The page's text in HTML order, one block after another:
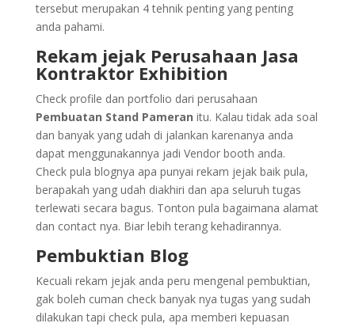
tersebut merupakan 4 tehnik penting yang penting
anda pahami.
Rekam jejak Perusahaan Jasa
Kontraktor Exhibition
Check profile dan portfolio dari perusahaan
Pembuatan Stand Pameran itu. Kalau tidak ada soal
dan banyak yang udah di jalankan karenanya anda
dapat menggunakannya jadi Vendor booth anda.
Check pula blognya apa punyai rekam jejak baik pula,
berapakah yang udah diakhiri dan apa seluruh tugas
terlewati secara bagus. Tonton pula bagaimana alamat
dan contact nya. Biar lebih terang kehadirannya.
Pembuktian Blog
Kecuali rekam jejak anda peru mengenal pembuktian,
gak boleh cuman check banyak nya tugas yang sudah
dilakukan tapi check pula, apa memberi kepuasan